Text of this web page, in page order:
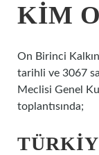
KIM
On Birinci
tarihli ve 3067
Meclisi Genel
toplantısında;